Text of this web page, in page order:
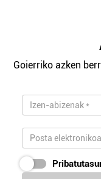
Goierriko azken